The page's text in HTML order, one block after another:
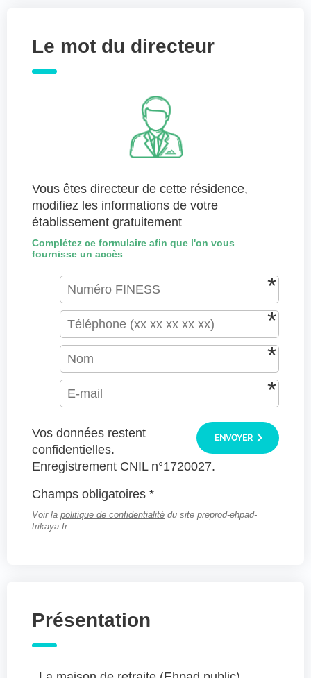
Le mot du directeur
Vous êtes directeur de cette résidence,
modifiez les informations de votre
établissement gratuitement
Complétez ce formulaire afin que l'on vous
fournisse un accès
ENVOYER
Vos données restent
confidentielles.
Enregistrement CNIL n°1720027.
Champs obligatoires *
Voir la politique de confidentialité du site preprod-ehpad-
trikaya.fr
Présentation